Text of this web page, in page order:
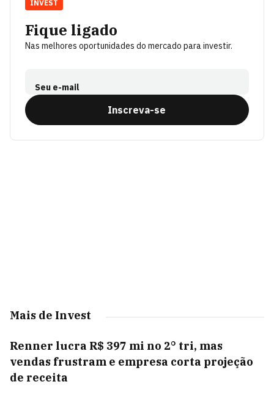
Fique ligado
Nas melhores oportunidades do mercado para investir.
Seu e-mail
Inscreva-se
INVEST
Mais de Invest
Renner lucra R$ 397 mi no 2° tri, mas
vendas frustram e empresa corta projeção
de receita